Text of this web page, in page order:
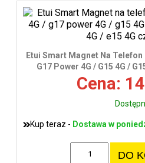
Etui Smart Magnet Na
G17 Power 4G / G15 4G /
Cena:
Kup teraz - Dostawa w
DO